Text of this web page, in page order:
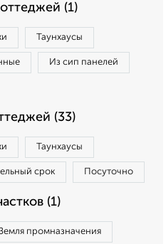
(1)
Таунхаусы
Из сип панелей
(33)
Таунхаусы
срок Посуточно
(1)
промназначения